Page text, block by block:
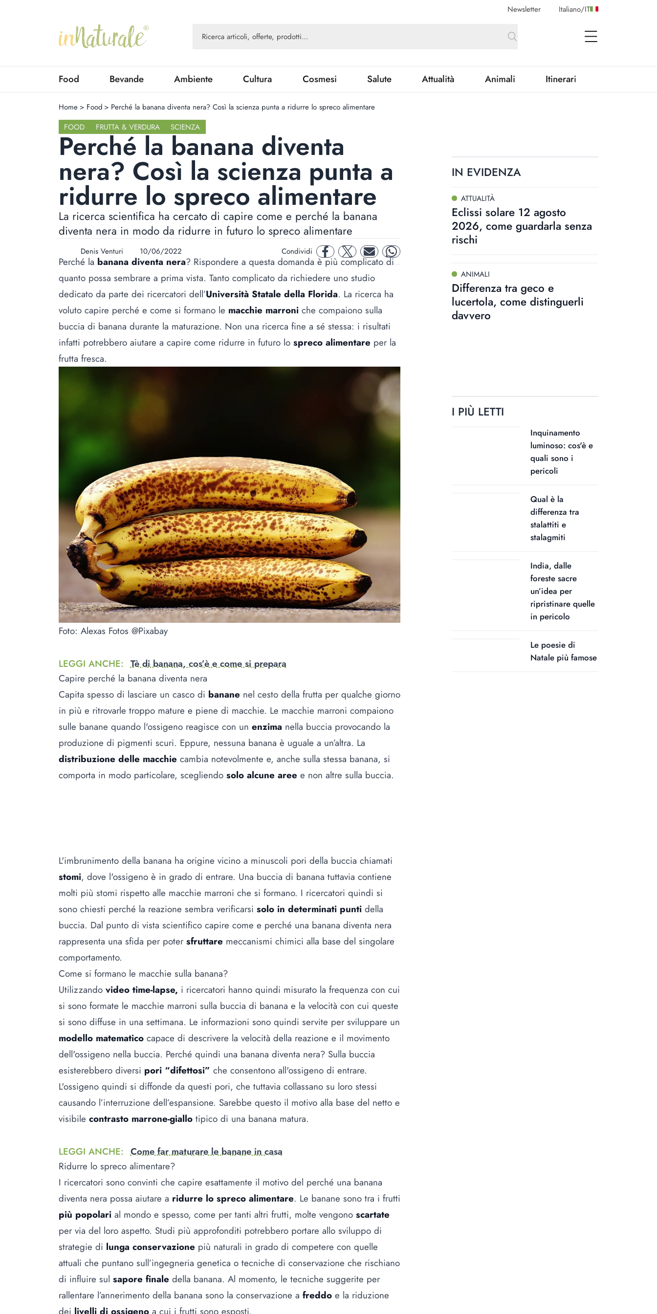
Newsletter Italiano/IT
open Menu
Food Bevande Ambiente Cultura Cosmesi Salute Attualità Animali Itinerari
Home > Food > Perché la banana diventa nera? Così la scienza punta a ridurre lo spreco alimentare
FOOD
FRUTTA & VERDURA SCIENZA
Perché la banana diventa
nera? Così la scienza punta a
ridurre lo spreco alimentare
La ricerca scientifica ha cercato di capire come e perché la banana
diventa nera in modo da ridurre in futuro lo spreco alimentare
Denis Venturi 10/06/2022 Condividi facebooktwitter mail whatsapp
Perché labanana diventa nera? Rispondere a questa domanda è più complicato di
quanto possa sembrare a prima vista. Tanto complicato da richiedere uno studio
dedicato da parte dei ricercatori dell’Università Statale della Florida. La ricerca ha
voluto capire perché e come si formano le macchie marroni che compaiono sulla
buccia di banana durante la maturazione. Non una ricerca fine a sé stessa: i risultati
infatti potrebbero aiutare a capire come ridurre in futuro lo spreco alimentare per la
frutta fresca.
Foto: Alexas Fotos @Pixabay
LEGGI ANCHE: Tè di banana, cos’è e come si prepara
Capire perché la banana diventa nera
Capita spesso di lasciare un casco di banane nel cesto della frutta per qualche giorno
in più e ritrovarle troppo mature e piene di macchie. Le macchie marroni compaiono
sulle banane quando l'ossigeno reagisce con un enzima nella buccia provocando la
produzione di pigmenti scuri. Eppure, nessuna banana è uguale a un’altra. La
distribuzione delle macchie cambia notevolmente e, anche sulla stessa banana, si
comporta in modo particolare, scegliendo solo alcune aree e non altre sulla buccia.
L'imbrunimento della banana ha origine vicino a minuscoli pori della buccia chiamati
stomi, dove l'ossigeno è in grado di entrare. Una buccia di banana tuttavia contiene
molti più stomi rispetto alle macchie marroni che si formano. I ricercatori quindi si
sono chiesti perché la reazione sembra verificarsi solo in determinati punti della
buccia. Dal punto di vista scientifico capire come e perché una banana diventa nera
rappresenta una sfida per poter sfruttare meccanismi chimici alla base del singolare
comportamento.
Come si formano le macchie sulla banana?
Utilizzando video time-lapse, i ricercatori hanno quindi misurato la frequenza con cui
si sono formate le macchie marroni sulla buccia di banana e la velocità con cui queste
si sono diffuse in una settimana. Le informazioni sono quindi servite per sviluppare un
modello matematico capace di descrivere la velocità della reazione e il movimento
dell'ossigeno nella buccia. Perché quindi una banana diventa nera? Sulla buccia
esisterebbero diversi pori “difettosi” che consentono all'ossigeno di entrare.
L'ossigeno quindi si diffonde da questi pori, che tuttavia collassano su loro stessi
causando l’interruzione dell’espansione. Sarebbe questo il motivo alla base del netto e
visibile contrasto marrone-giallo tipico di una banana matura.
LEGGI ANCHE: Come far maturare le banane in casa
Ridurre lo spreco alimentare?
I ricercatori sono convinti che capire esattamente il motivo del perché una banana
diventa nera possa aiutare a ridurre lo spreco alimentare. Le banane sono tra i frutti
più popolari al mondo e spesso, come per tanti altri frutti, molte vengono scartate
per via del loro aspetto. Studi più approfonditi potrebbero portare allo sviluppo di
strategie di lunga conservazione più naturali in grado di competere con quelle
attuali che puntano sull’ingegneria genetica o tecniche di conservazione che rischiano
di influire sul sapore finale della banana. Al momento, le tecniche suggerite per
rallentare l’annerimento della banana sono la conservazione a freddo e la riduzione
dei livelli di ossigeno a cui i frutti sono esposti.
IN EVIDENZA
ATTUALITÀ
Eclissi solare 12 agosto
2026, come guardarla senza
rischi
ANIMALI
Differenza tra geco e
lucertola, come distinguerli
davvero
I PIÙ LETTI
Inquinamento
luminoso: cos'è e
quali sono i
pericoli
Qual è la
differenza tra
stalattiti e
stalagmiti
India, dalle
foreste sacre
un’idea per
ripristinare quelle
in pericolo
Le poesie di
Natale più famose